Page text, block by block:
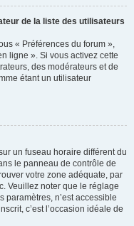
de la liste des utilisateurs
« Préférences du forum »,
ligne ». Si vous activez cette
des modérateurs et de
étant un utilisateur
un fuseau horaire différent du
le panneau de contrôle de
votre zone adéquate, par
Veuillez noter que le réglage
paramètres, n’est accessible
c’est l’occasion idéale de